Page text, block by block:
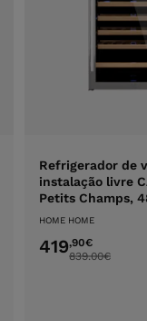
Refrigerador de
instalação livre
Petits Champs,
HOME HOME
419,90€
839.00€